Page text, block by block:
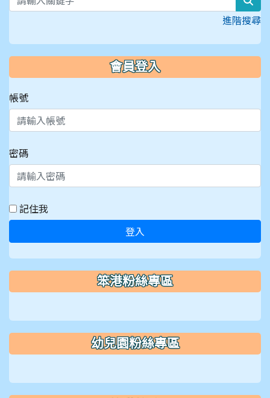
進階搜尋
會員登入
帳號
密碼
記住我
登入
笨港粉絲專區
幼兒園粉絲專區